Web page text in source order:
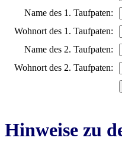
Name des 1. Taufpaten:
Wohnort des 1. Taufpaten:
Name des 2. Taufpaten:
Wohnort des 2. Taufpaten:
Hinweise zu